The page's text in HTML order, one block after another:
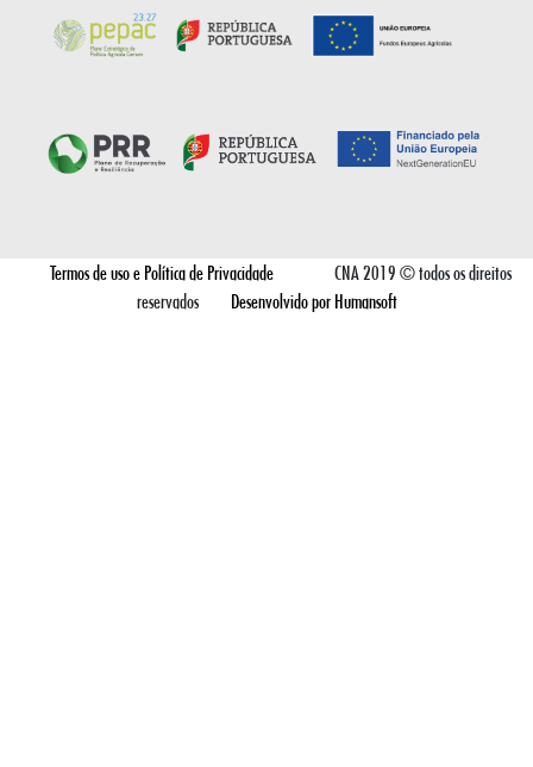
Termos de uso e Política de Privacidade
CNA 2019 © todos os direitos
reservados
Desenvolvido por Humansoft